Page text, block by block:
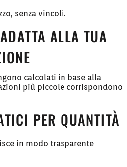
senza vincoli.
ALLA TUA
calcolati in base alla
più piccole corrispondono
PER QUANTITÀ
in modo trasparente